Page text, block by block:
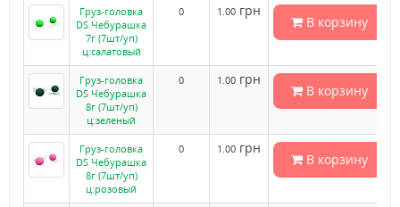
Груз-головка
DS Чебурашка
7г (7шт/уп)
ц:салатовый
0 1.00 грн
В корзину
Груз-головка
DS Чебурашка
8г (7шт/уп)
ц:зеленый
0 1.00 грн
В корзину
Груз-головка
DS Чебурашка
8г (7шт/уп)
ц:розовый
0 1.00 грн
В корзину